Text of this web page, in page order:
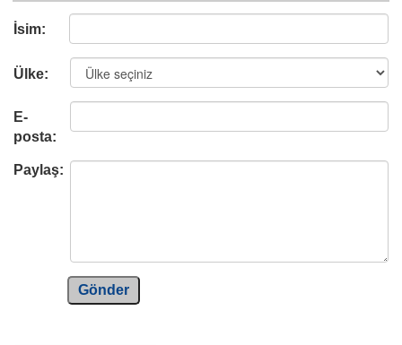
İsim:
Ülke:
E-
posta:
Paylaş:
Gönder